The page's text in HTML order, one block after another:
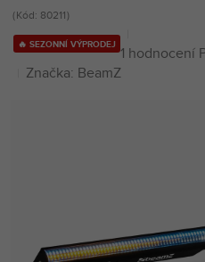
Kód: 80211
🔥 SEZONNÍ VÝPRODEJ Průměrné
hodnocení
1 hodnocení
Značka: BeamZ